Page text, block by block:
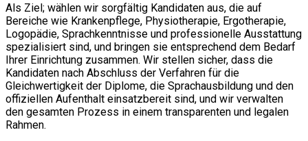
Als Ziel; wählen wir sorgfältig Kandidaten aus, die auf
Bereiche wie Krankenpflege, Physiotherapie, Ergotherapie,
Logopädie, Sprachkenntnisse und professionelle Ausstattung
spezialisiert sind, und bringen sie entsprechend dem Bedarf
Ihrer Einrichtung zusammen. Wir stellen sicher, dass die
Kandidaten nach Abschluss der Verfahren für die
Gleichwertigkeit der Diplome, die Sprachausbildung und den
offiziellen Aufenthalt einsatzbereit sind, und wir verwalten
den gesamten Prozess in einem transparenten und legalen
Rahmen.